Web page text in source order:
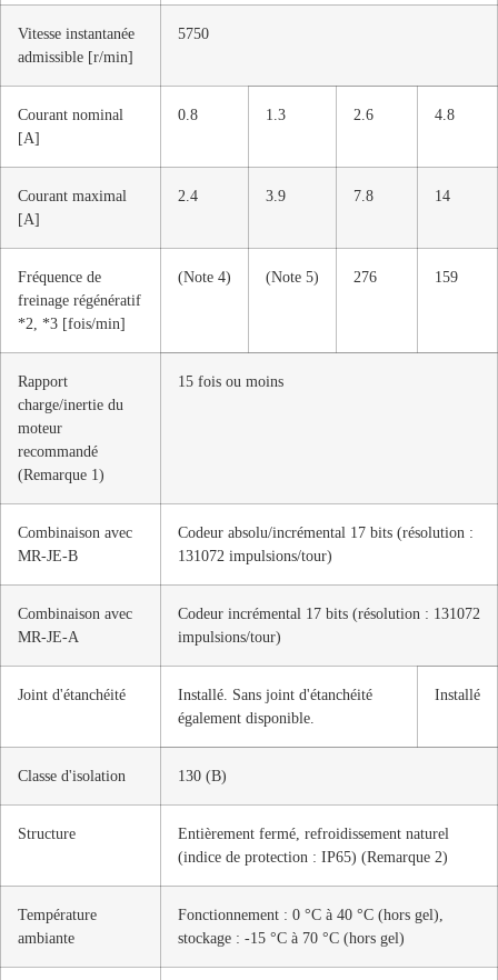
Vitesse instantanée
admissible [r/min]
5750
Courant nominal
[A]
0.8 1.3 2.6 4.8
Courant maximal
[A]
2.4 3.9 7.8 14
Fréquence de
freinage régénératif
*2, *3 [fois/min]
(Note 4) (Note 5) 276 159
Rapport
charge/inertie du
moteur
recommandé
(Remarque 1)
15 fois ou moins
Combinaison avec
MR-JE-B
Codeur absolu/incrémental 17 bits (résolution :
131072 impulsions/tour)
Combinaison avec
MR-JE-A
Codeur incrémental 17 bits (résolution : 131072
impulsions/tour)
Joint d'étanchéité
Installé. Sans joint d'étanchéité
également disponible.
Installé
Classe d'isolation 130 (B)
Structure
Entièrement fermé, refroidissement naturel
(indice de protection : IP65) (Remarque 2)
Température
ambiante
Fonctionnement : 0 °C à 40 °C (hors gel),
stockage : -15 °C à 70 °C (hors gel)